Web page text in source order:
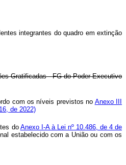
integrantes do quadro em extinção
Gratificadas - FG do Poder Executivo
com os níveis previstos no Anexo III
de 2022)
do Anexo I-A à Lei nº 10.486, de 4 de
estabelecido com a União ou com os